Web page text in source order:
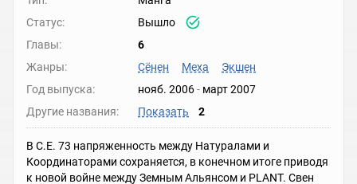
Статус:
Вышло
Главы:
6
Жанры:
Сёнен Меха
Экшен
Год выпуска:
нояб. 2006- март 2007
Другие названия:
Показать 2
В C.E. 73 напряженность между Натуралами и
Координаторами сохраняется, в конечном итоге приводя
к новой войне между Земным Альянсом и PLANT. Свен